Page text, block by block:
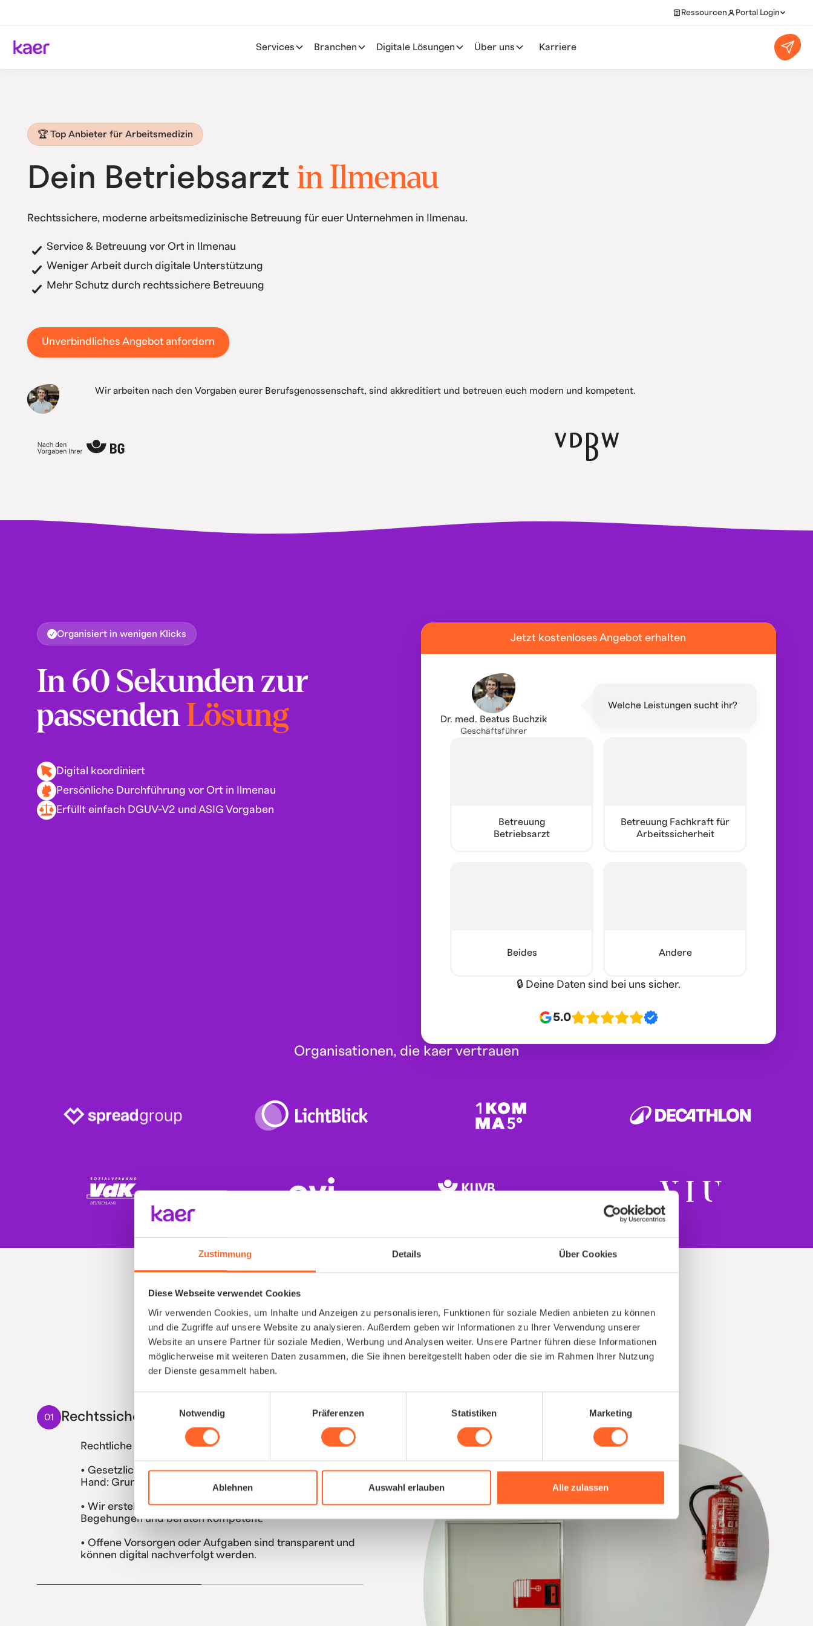
Zustimmung Details Über Cookies
Diese Webseite verwendet Cookies
Wir verwenden Cookies, um Inhalte und Anzeigen zu personalisieren, Funktionen für soziale Medien anbieten zu können
und die Zugriffe auf unsere Website zu analysieren. Außerdem geben wir Informationen zu Ihrer Verwendung unserer
Website an unsere Partner für soziale Medien, Werbung und Analysen weiter. Unsere Partner führen diese Informationen
möglicherweise mit weiteren Daten zusammen, die Sie ihnen bereitgestellt haben oder die sie im Rahmen Ihrer Nutzung
der Dienste gesammelt haben.
Notwendig
Präferenzen Statistiken Marketing
Ablehnen Auswahl erlauben Alle zulassen
Ressourcen Portal Login
Services Branchen Digitale Lösungen Über uns Karriere
🏆 Top Anbieter für Arbeitsmedizin
Dein Betriebsarztin Ilmenau
Rechtssichere, moderne arbeitsmedizinische Betreuung für euer Unternehmen in Ilmenau.
Service & Betreuung vor Ort in Ilmenau
Weniger Arbeit durch digitale Unterstützung
Mehr Schutz durch rechtssichere Betreuung
Unverbindliches Angebot anfordern
Wir arbeiten nach den Vorgaben eurer Berufsgenossenschaft, sind akkreditiert und betreuen euch modern und kompetent.
Organisiert in wenigen Klicks
In 60 Sekunden zur
passendenLösung
Digital koordiniert
Persönliche Durchführung vor Ort in Ilmenau
Erfüllt einfach DGUV-V2 und ASIG Vorgaben
Jetzt kostenloses Angebot erhalten
Dr. med. Beatus Buchzik
Geschäftsführer
Welche Leistungen sucht ihr?
Betreuung
Betriebsarzt
Betreuung Fachkraft für
Arbeitssicherheit
Beides Andere
🔒 Deine Daten sind bei uns sicher.
5.0
Organisationen, die kaer vertrauen
Arbeitsmedizin
endlich richtig gelöst
01 Rechtssicherheit verbessern
Rechtliche Risiken reduzieren und Lücken schließen
• Gesetzliche Vorgaben (ASiG, DGUV) gelöst aus einer
Hand: Grundbetreuung, Vorsorgen etc.
• Wir erstellen die rechtlichen Dokumentationen, machen
Begehungen und beraten kompetent.
• Offene Vorsorgen oder Aufgaben sind transparent und
können digital nachverfolgt werden.